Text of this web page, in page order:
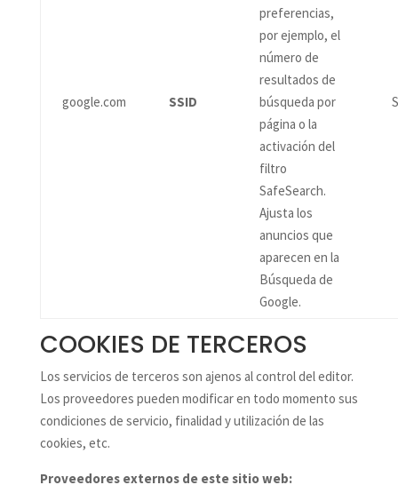
google.com SSID
preferencias,
por ejemplo, el
número de
resultados de
búsqueda por
página o la
activación del
filtro
SafeSearch.
Ajusta los
anuncios que
aparecen en la
Búsqueda de
Google.
COOKIES DE TERCEROS
Los servicios de terceros son ajenos al control del editor.
Los proveedores pueden modificar en todo momento sus
condiciones de servicio, finalidad y utilización de las
cookies, etc.
Proveedores externos de este sitio web: